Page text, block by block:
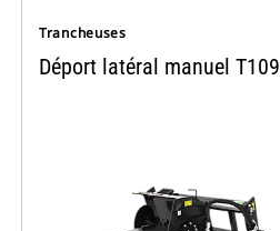
Trancheuses
Déport latéral manuel T109